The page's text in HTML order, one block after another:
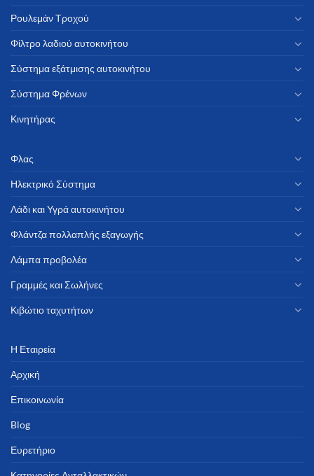
Ρουλεμάν Τροχού
Φίλτρο λαδιού αυτοκινήτου
Σύστημα εξάτμισης αυτοκινήτου
Σύστημα Φρένων
Κινητήρας
Φλας
Ηλεκτρικό Σύστημα
Λάδι και Υγρά αυτοκινήτου
Φλάντζα πολλαπλής εξαγωγής
Λάμπα προβολέα
Γραμμές και Σωλήνες
Κιβώτιο ταχυτήτων
Η Εταιρεία
Αρχική
Επικοινωνία
Blog
Ευρετήριο